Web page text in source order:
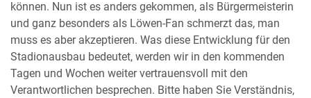
können. Nun ist es anders gekommen, als Bürgermeisterin
und ganz besonders als Löwen-Fan schmerzt das, man
muss es aber akzeptieren. Was diese Entwicklung für den
Stadionausbau bedeutet, werden wir in den kommenden
Tagen und Wochen weiter vertrauensvoll mit den
Verantwortlichen besprechen. Bitte haben Sie Verständnis,